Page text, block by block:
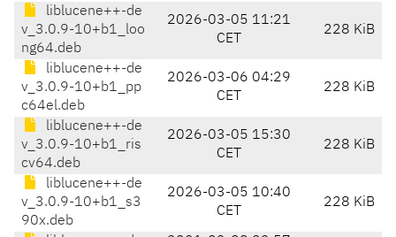
liblucene++-de
v_3.0.9-10+b1_loo
ng64.deb
2026-03-05 11:21
CET
228 KiB
liblucene++-de
v_3.0.9-10+b1_pp
c64el.deb
2026-03-06 04:29
CET
228 KiB
liblucene++-de
v_3.0.9-10+b1_ris
cv64.deb
2026-03-05 15:30
CET
228 KiB
liblucene++-de
v_3.0.9-10+b1_s3
90x.deb
2026-03-05 10:40
CET
228 KiB